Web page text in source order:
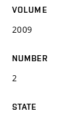
VOLUME
2009
NUMBER
2
STATE